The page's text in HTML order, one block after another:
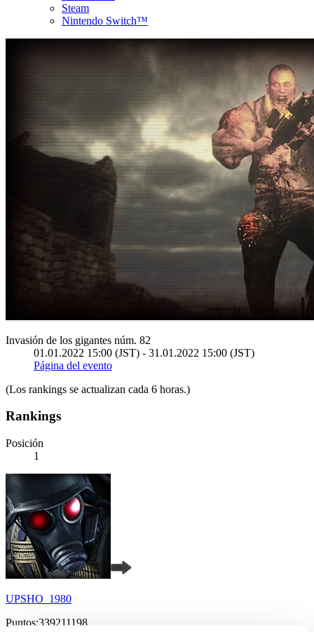
Steam
Nintendo Switch™
Invasión de los gigantes núm. 82
01.01.2022 15:00 (JST) - 31.01.2022 15:00 (JST)
Página del evento
(Los rankings se actualizan cada 6 horas.)
Rankings
Posición
1
UPSHO_1980
Puntos:339211198